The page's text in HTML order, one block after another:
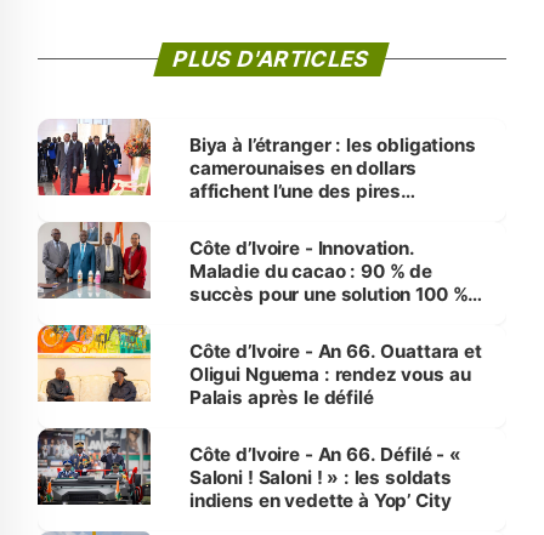
PLUS D'ARTICLES
Biya à l’étranger : les obligations
camerounaises en dollars
affichent l’une des pires
Côte d’Ivoire - Innovation.
Maladie du cacao : 90 % de
succès pour une solution 100 %
Côte d’Ivoire - An 66. Ouattara et
Oligui Nguema : rendez vous au
Palais après le défilé
Côte d’Ivoire - An 66. Défilé - «
Saloni ! Saloni ! » : les soldats
indiens en vedette à Yop’ City